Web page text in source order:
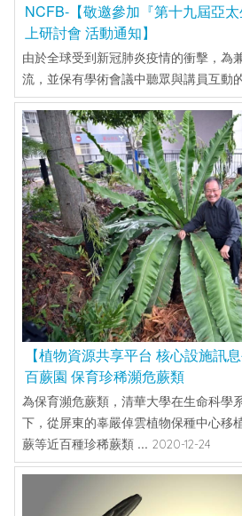
NCFB-【敬邀參加『第十九屆亞
上研討會 活動通知】
由於全球受到新冠肺炎疫情的衝擊，為
流，並保有學術會議中聽眾與講員互動
【植物資源共享平台 核心設施訊
百蕨園 保育珍稀瀕危蕨類
為保育瀕危蕨類，清華大學在生命科學
下，從屏東的辜嚴倬雲植物保種中心移
蕨等近百種珍稀蕨類 ... 2020-12-24